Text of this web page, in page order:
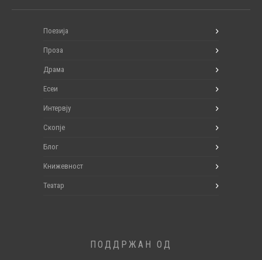
Поезија
Проза
Драма
Есеи
Интервју
Скопје
Блог
Книжевност
Театар
ПОДДРЖАН ОД